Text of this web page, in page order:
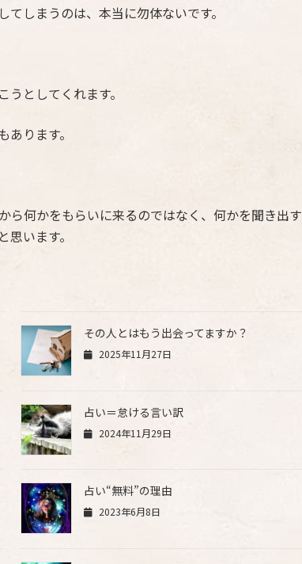
しまうのは、本当に勿体ないです。
としてくれます。
ります。
ら何かをもらいに来るのではなく、何かを聞き出す
います。
その人とはもう出会ってますか？
2025年11月27日
占い＝怠ける言い訳
2024年11月29日
占い“無料”の理由
2023年6月8日